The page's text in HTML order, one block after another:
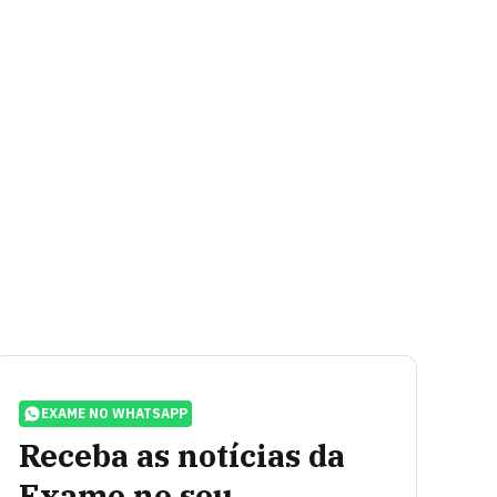
EXAME NO WHATSAPP
Receba as notícias da